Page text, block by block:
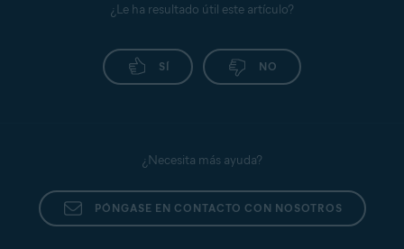
¿Le ha resultado útil este artículo?
SÍ NO
¿Necesita más ayuda?
PÓNGASE EN CONTACTO CON NOSOTROS